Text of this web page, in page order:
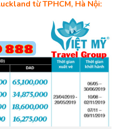
từ TPHCM, Hà Nội: